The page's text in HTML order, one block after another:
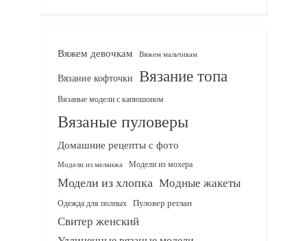
Вяжем девочкам Вяжем мальчикам
Вязание кофточки Вязание топа
Вязаные модели с капюшоном
Вязаные пуловеры
Домашние рецепты с фото
Модели из меланжа Модели из мохера
Модели из хлопка Модные жакеты
Одежда для полных Пуловер реглан
Свитер женский